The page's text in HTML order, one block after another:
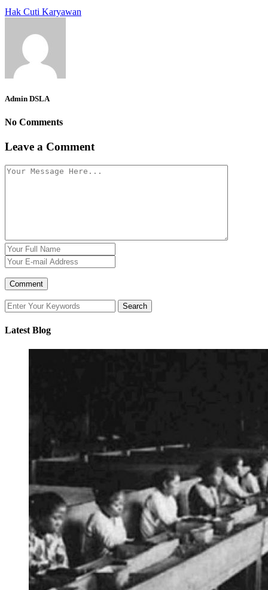
Hak Cuti Karyawan
Admin DSLA
No Comments
Leave a Comment
Latest Blog